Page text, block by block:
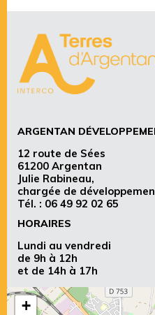
ARGENTAN
12 route de Sées
61200 Argentan
Julie Rabineau,
chargée de
Tél. : 06 49 92 02 65
HORAIRES
Lundi au vendredi
de 9h à 12h
et de 14h à 17h
+